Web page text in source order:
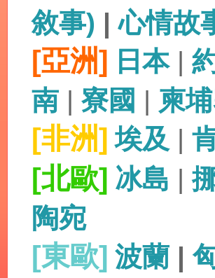
敘事) |心情故
[亞洲] 日本|
南 | 寮國 | 柬
[非洲] 埃及 |
[北歐] 冰島 |
陶宛
[東歐] 波蘭 |